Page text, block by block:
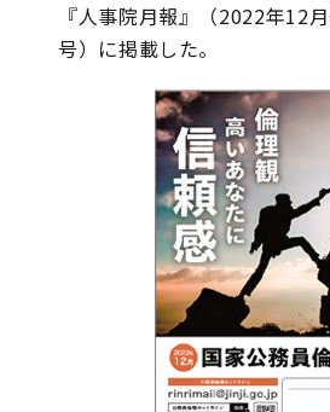
『人事院月報』（2022年12
号）に掲載した。